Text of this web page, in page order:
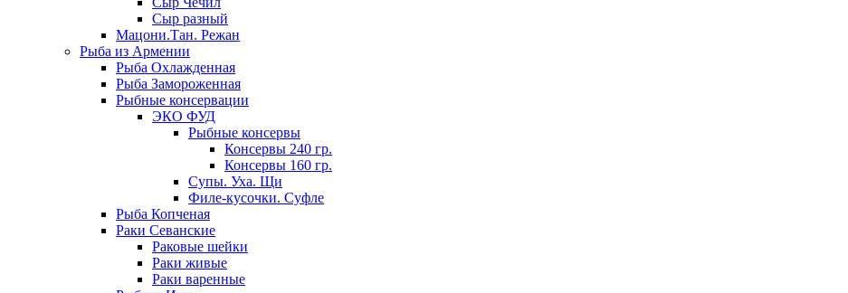
Сыр разный
Мацони.Тан. Режан
Рыба из Армении
Рыба Охлажденная
Рыба Замороженная
Рыбные консервации
ЭКО ФУД
Рыбные консервы
Консервы 240 гр.
Консервы 160 гр.
Супы. Уха. Щи
Филе-кусочки. Суфле
Рыба Копченая
Раки Севанские
Раковые шейки
Раки живые
Раки варенные